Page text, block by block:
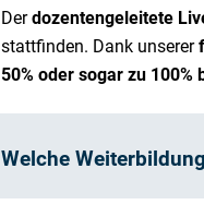
Derdozentengeleitete
stattfinden. Dank unserer
50% oder sogar zu 100%
Welche